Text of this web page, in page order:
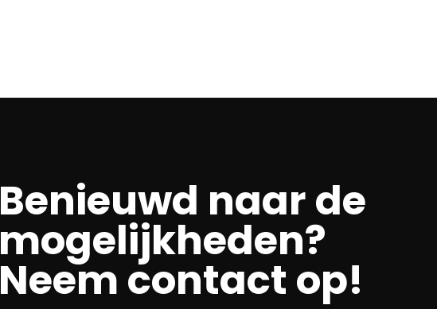
Benieuwd naar de
mogelijkheden?
Neem contact op!